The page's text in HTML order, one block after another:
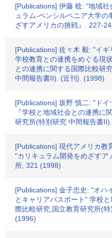
[Publications] 伊藤 稔: "地域
ュラム-ペンシルベニア大学
ざすアメリカの挑戦』. 227-
[Publications] 佐々木 毅: "イ
学校教育との連携をめぐる現
との連携に関する国際比較研
中間報告書II). (近刊). (1998)
[Publications] 坂野 慎二: "ド
『学校と地域社会との連携に
研究所(特別研究 中間報告書
[Publications] 現代アメリカ教
"カリキュラム開発をめざすア
所, 321 (1998)
[Publications] 金子忠史: "オハ
とキャリアパスポート" 学校
際比較研究,国立教育研究所(
(1996)